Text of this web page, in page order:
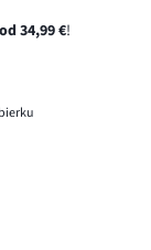
od 34,99 €!